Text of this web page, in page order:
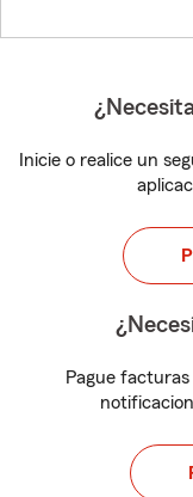
Inicie o realice un
Pague